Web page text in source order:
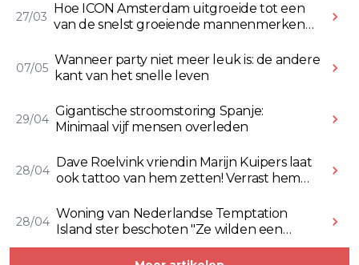
27/03
Hoe ICON Amsterdam uitgroeide tot een
van de snelst groeiende mannenmerken
07/05
Wanneer party niet meer leuk is: de andere
kant van het snelle leven
29/04
Gigantische stroomstoring Spanje:
Minimaal vijf mensen overleden
28/04
Dave Roelvink vriendin Marijn Kuipers laat
ook tattoo van hem zetten! Verrast hem
28/04
Woning van Nederlandse Temptation
Island ster beschoten "Ze wilden een
Rolex stelen" (Video)